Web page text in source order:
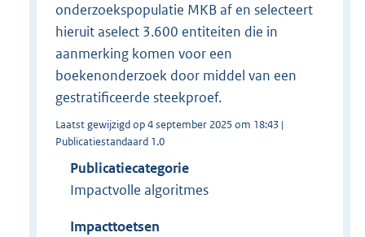
onderzoekspopulatie MKB af en selecteert
hieruit aselect 3.600 entiteiten die in
aanmerking komen voor een
boekenonderzoek door middel van een
gestratificeerde steekproef.
Laatst gewijzigd op 4 september 2025 om 18:43 |
Publicatiestandaard 1.0
Publicatiecategorie
Impactvolle algoritmes
Impacttoetsen